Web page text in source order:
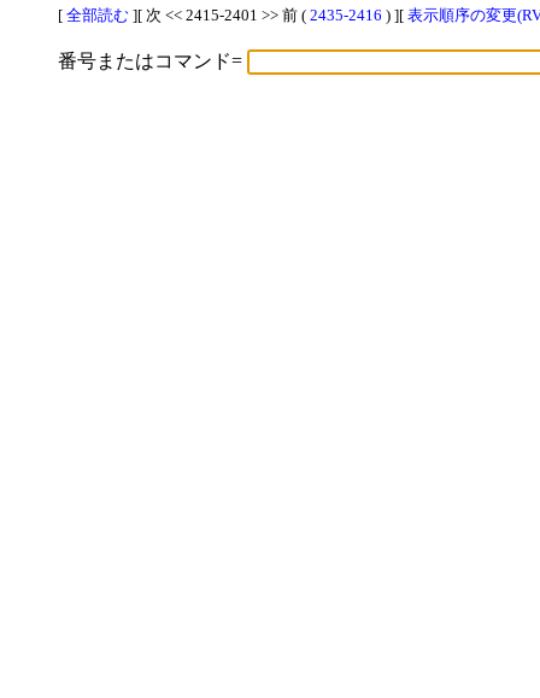
[ 全部読む ][ 次 << 2415-2401 >> 前 ( 2435-2416 ) ][ 表示順序の変更
番号またはコマンド=